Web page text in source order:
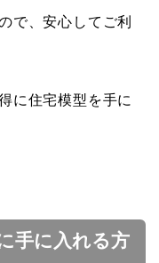
で、安心してご利
に住宅模型を手に
手に入れる方